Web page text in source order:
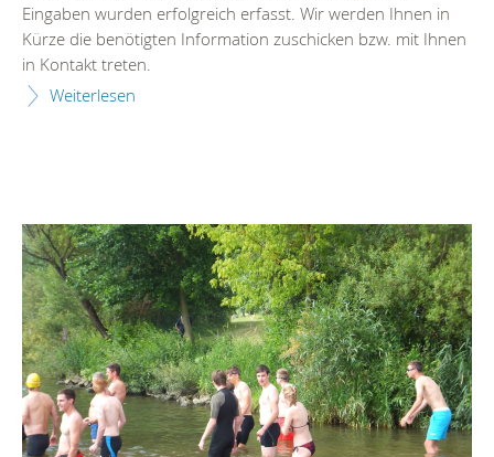
Eingaben wurden erfolgreich erfasst. Wir werden Ihnen in
Kürze die benötigten Information zuschicken bzw. mit Ihnen
in Kontakt treten.
Weiterlesen